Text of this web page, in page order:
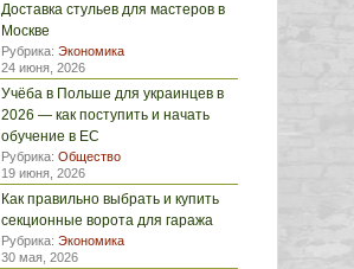
Доставка стульев для мастеров в
Москве
Рубрика: Экономика
24 июня, 2026
Учёба в Польше для украинцев в
2026 — как поступить и начать
обучение в ЕС
Рубрика: Общество
19 июня, 2026
Как правильно выбрать и купить
секционные ворота для гаража
Рубрика: Экономика
30 мая, 2026